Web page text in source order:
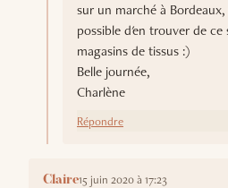
sur un marché à
possible d'en trouver de
magasins de tissus :)
Belle journée,
Charlène
Répondre
Claire15 juin 2020 à 17:23